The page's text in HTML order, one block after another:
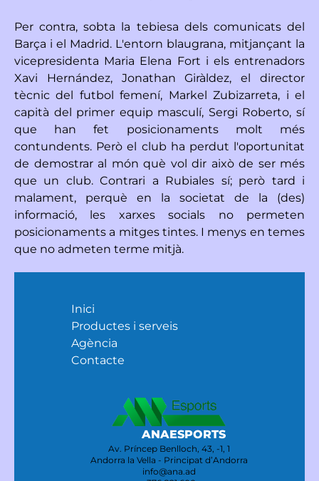
Per contra, sobta la tebiesa dels comunicats del
Barça i el Madrid. L'entorn blaugrana, mitjançant la
vicepresidenta Maria Elena Fort i els entrenadors
Xavi Hernández, Jonathan Giràldez, el director
tècnic del futbol femení, Markel Zubizarreta, i el
capità del primer equip masculí, Sergi Roberto, sí
que han fet posicionaments molt més
contundents. Però el club ha perdut l'oportunitat
de demostrar al món què vol dir això de ser més
que un club. Contrari a Rubiales sí; però tard i
malament, perquè en la societat de la (des)
informació, les xarxes socials no permeten
posicionaments a mitges tintes. I menys en temes
que no admeten terme mitjà.
Inici
Productes i serveis
Agència
Contacte
ANAESPORTS
Av. Príncep Benlloch, 43, -1, 1
Andorra la Vella - Principat d’Andorra
info@ana.ad